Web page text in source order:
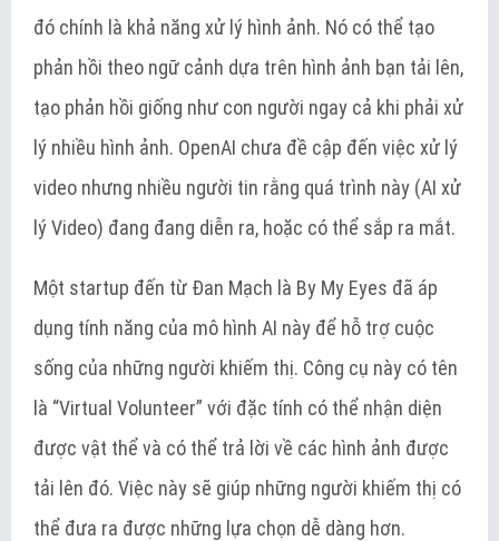
đó chính là khả năng xử lý hình ảnh. Nó có thể tạo
phản hồi theo ngữ cảnh dựa trên hình ảnh bạn tải lên,
tạo phản hồi giống như con người ngay cả khi phải xử
lý nhiều hình ảnh. OpenAI chưa đề cập đến việc xử lý
video nhưng nhiều người tin rằng quá trình này (AI xử
lý Video) đang đang diễn ra, hoặc có thể sắp ra mắt.
Một startup đến từ Đan Mạch là By My Eyes đã áp
dụng tính năng của mô hình AI này để hỗ trợ cuộc
sống của những người khiếm thị. Công cụ này có tên
là “Virtual Volunteer” với đặc tính có thể nhận diện
được vật thể và có thể trả lời về các hình ảnh được
tải lên đó. Việc này sẽ giúp những người khiếm thị có
thể đưa ra được những lựa chọn dễ dàng hơn.